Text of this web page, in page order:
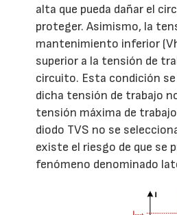
alta que pueda dañar el
proteger. Asimismo, la
mantenimiento inferior
superior a la tensión de
circuito. Esta condición
dicha tensión de trabajo
tensión máxima de trabajo
diodo TVS no se
existe el riesgo de que se
fenómeno denominado